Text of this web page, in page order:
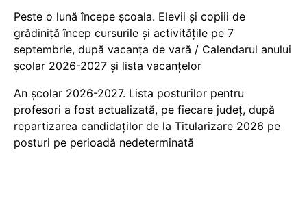
Peste o lună începe școala. Elevii și copiii de
grădiniță încep cursurile și activitățile pe 7
septembrie, după vacanța de vară / Calendarul anului
școlar 2026-2027 și lista vacanțelor
An școlar 2026-2027. Lista posturilor pentru
profesori a fost actualizată, pe fiecare județ, după
repartizarea candidaților de la Titularizare 2026 pe
posturi pe perioadă nedeterminată